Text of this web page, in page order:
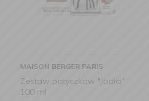
MAISON BERGER PARIS
Zestaw patyczków "Jodła"
100 ml